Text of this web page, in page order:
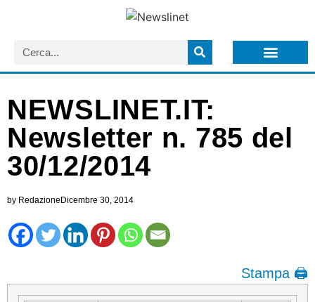
NEWSLINET.IT:
Newsletter n. 785 del
30/12/2014
by RedazioneDicembre 30, 2014
Stampa 🖨